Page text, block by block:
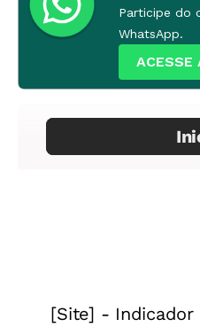
Participe do
WhatsApp.
ACESSE